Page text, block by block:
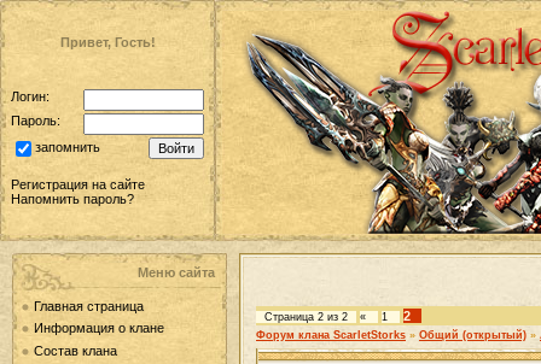
Привет, Гость!
Логин:
Пароль:
запомнить
Регистрация на сайте
Напомнить пароль?
Меню сайта
Главная страница
Информация о клане
Состав клана
Страница 2 из 2 « 1 2
Форум клана ScarletStorks » Общий (открытый) »